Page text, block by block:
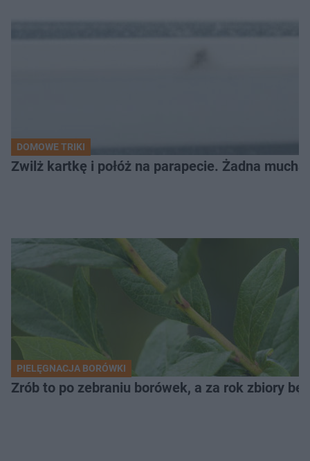
DOMOWE TRIKI
Zwilż kartkę i połóż na parapecie. Żadna
PIELĘGNACJA BORÓWKI
Zrób to po zebraniu borówek, a za rok zbiory